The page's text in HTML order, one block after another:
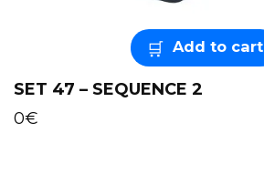
Add to cart
SET 47 – SEQUENCE 2
0€